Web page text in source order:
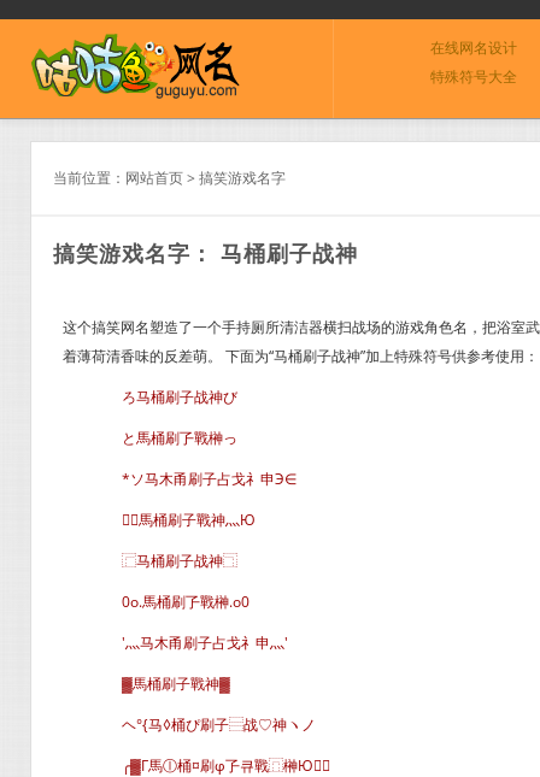
在线网名设计
特殊符号大全
当前位置： 网站首页> 搞笑游戏名字
搞笑游戏名字： 马桶刷子战神
这个搞笑网名塑造了一个手持厕所清洁器横扫战场的游戏角色名，把浴室
着薄荷清香味的反差萌。 下面为“马桶刷子战神”加上特殊符号供参考使用：
ろ马桶刷子战神び
と馬桶刷孒戰榊っ
*ソ马木甬刷子占戈礻申Э∈
╭馬桶刷子戰神灬Ю
⿸马桶刷子战神⿹
0o.馬桶刷孒戰榊.o0
′灬马木甬刷子占戈礻申灬′
▓馬桶刷子戰神▓
ヘ°{马◊桶ぴ刷子⿳战♡神ヽノ
╭▓Г馬ⓛ桶¤刷φ孒큐戰⿵榊Ю∈